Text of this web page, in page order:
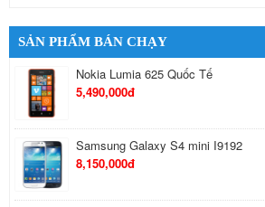
SẢN PHẨM BÁN CHẠY
Nokia Lumia 625 Quốc Tế
5,490,000đ
Samsung Galaxy S4 mini I9192
8,150,000đ